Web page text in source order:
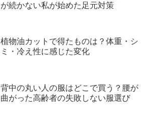
が続かない私が始めた足元対策
植物油カットで得たものは？体重・シ
ミ・冷え性に感じた変化
背中の丸い人の服はどこで買う？腰が
曲がった高齢者の失敗しない服選び